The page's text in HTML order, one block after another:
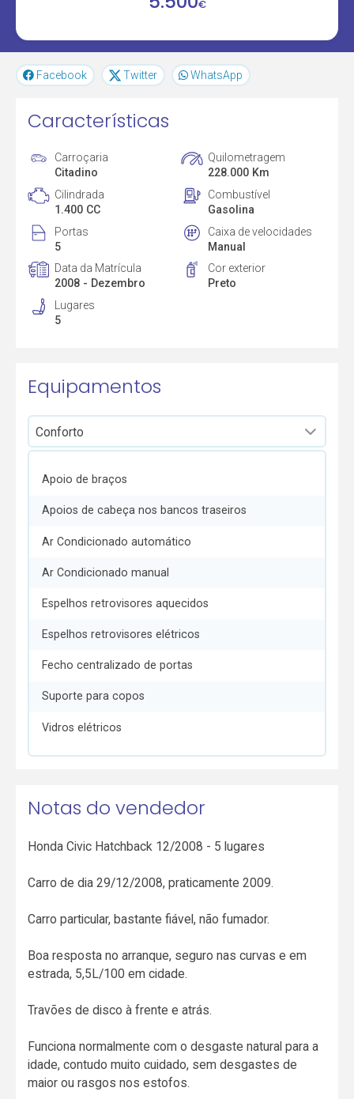
€
Facebook Twitter WhatsApp
Características
Carroçaria
Citadino
Quilometragem
228.000 Km
Cilindrada
1.400 CC
Combustível
Gasolina
Portas
5
Caixa de velocidades
Manual
Data da Matrícula
2008 - Dezembro
Cor exterior
Preto
Lugares
5
Equipamentos
Apoio de braços
Apoios de cabeça nos bancos traseiros
Ar Condicionado automático
Ar Condicionado manual
Espelhos retrovisores aquecidos
Espelhos retrovisores elétricos
Fecho centralizado de portas
Suporte para copos
Vidros elétricos
Notas do vendedor
Honda Civic Hatchback 12/2008 - 5 lugares
Carro de dia 29/12/2008, praticamente 2009.
Carro particular, bastante fiável, não fumador.
Boa resposta no arranque, seguro nas curvas e em
estrada, 5,5L/100 em cidade.
Travões de disco à frente e atrás.
Funciona normalmente com o desgaste natural para a
idade, contudo muito cuidado, sem desgastes de
maior ou rasgos nos estofos.